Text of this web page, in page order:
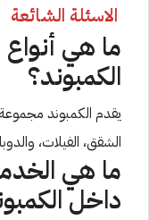
الاسئلة الشائعة
ما هي أنواع
الكمبوند؟
يقدم الكمبوند
الشقق، الفيلات،
ما هي
داخل